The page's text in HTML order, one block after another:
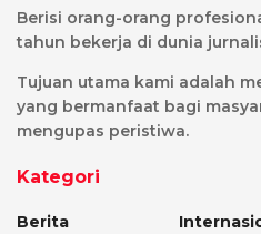
Berisi orang-orang
tahun bekerja di dunia
Tujuan utama kami adalah
yang bermanfaat bagi
mengupas peristiwa.
Kategori
Berita